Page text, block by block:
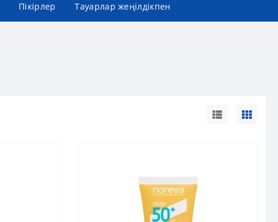
Пікірлер Тауарлар жеңілдікпен